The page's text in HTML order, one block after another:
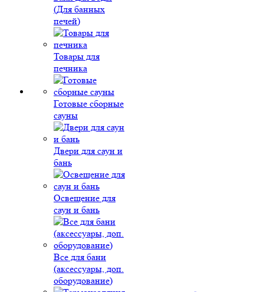
(Для банных
печей)
Товары для
печника
Готовые сборные
сауны
Двери для саун и
бань
Освещение для
саун и бань
Все для бани
(аксессуары, доп.
оборудование)